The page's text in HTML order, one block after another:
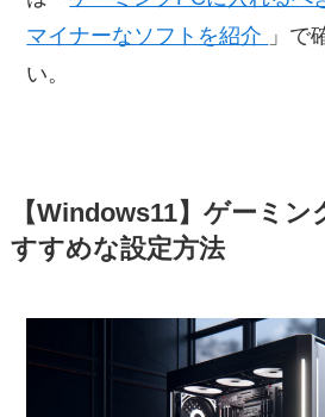
マイナーなソフトを紹介 」で
い。
【Windows11】ゲーミ
すすめな設定方法